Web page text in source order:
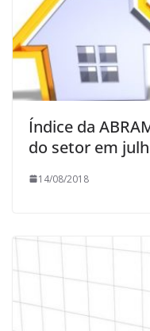
Índice da
do setor em
14/08/2018